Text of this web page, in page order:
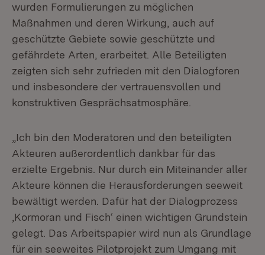
wurden Formulierungen zu möglichen
Maßnahmen und deren Wirkung, auch auf
geschützte Gebiete sowie geschützte und
gefährdete Arten, erarbeitet. Alle Beteiligten
zeigten sich sehr zufrieden mit den Dialogforen
und insbesondere der vertrauensvollen und
konstruktiven Gesprächsatmosphäre.
„Ich bin den Moderatoren und den beteiligten
Akteuren außerordentlich dankbar für das
erzielte Ergebnis. Nur durch ein Miteinander aller
Akteure können die Herausforderungen seeweit
bewältigt werden. Dafür hat der Dialogprozess
‚Kormoran und Fisch‘ einen wichtigen Grundstein
gelegt. Das Arbeitspapier wird nun als Grundlage
für ein seeweites Pilotprojekt zum Umgang mit